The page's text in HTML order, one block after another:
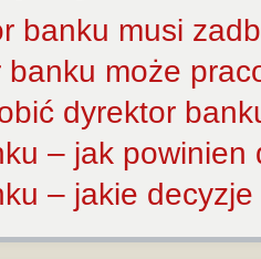
banku musi
banku może
dyrektor
– jak
– jakie